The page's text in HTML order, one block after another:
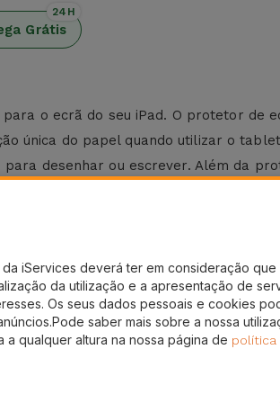
Grátis
24H
o ecrã do seu iPad. O protetor de
única do papel quando utilizar o
desenhar ou escrever. Além da
Além disso, a textura da película
com vários modelos da Apple, a
para elevar a experiência de
ao mecanismo magnético,
e reutilizável, a qualquer momento.
limpar o ecrã do seu iPad. Na
iServices deverá ter em consideração que
da utilização e a apresentação de
Os seus dados pessoais e cookies
saber mais sobre a nossa
qualquer altura na nossa página de política